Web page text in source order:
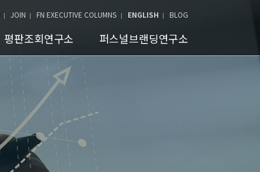
JOIN FN EXECUTIVE COLUMNS ENGLISH BLOG
평판조회연구소 퍼스널브랜딩연구소